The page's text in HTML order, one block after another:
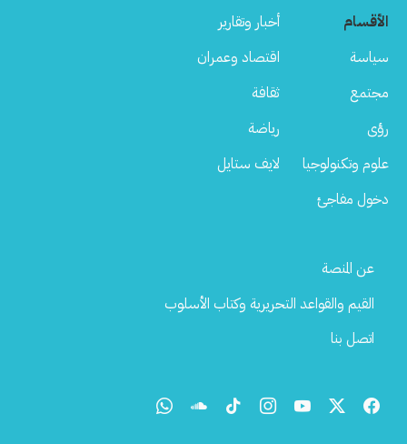
الأقسام
أخبار وتقارير
سياسة
اقتصاد وعمران
مجتمع
ثقافة
رؤى
رياضة
علوم وتكنولوجيا
لايف ستايل
دخول مفاجئ
Footer
عن المنصة
القيم والقواعد التحريرية وكتاب الأسلوب
اتصل بنا